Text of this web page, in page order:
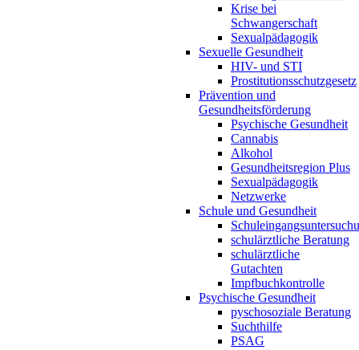
Krise bei
Schwangerschaft
Sexualpädagogik
Sexuelle Gesundheit
HIV- und STI
Prostitutionsschutzgesetz
Prävention und
Gesundheitsförderung
Psychische Gesundheit
Cannabis
Alkohol
Gesundheitsregion Plus
Sexualpädagogik
Netzwerke
Schule und Gesundheit
schulärztliche Beratung
schulärztliche
Gutachten
Impfbuchkontrolle
Psychische Gesundheit
pyschosoziale Beratung
Suchthilfe
PSAG